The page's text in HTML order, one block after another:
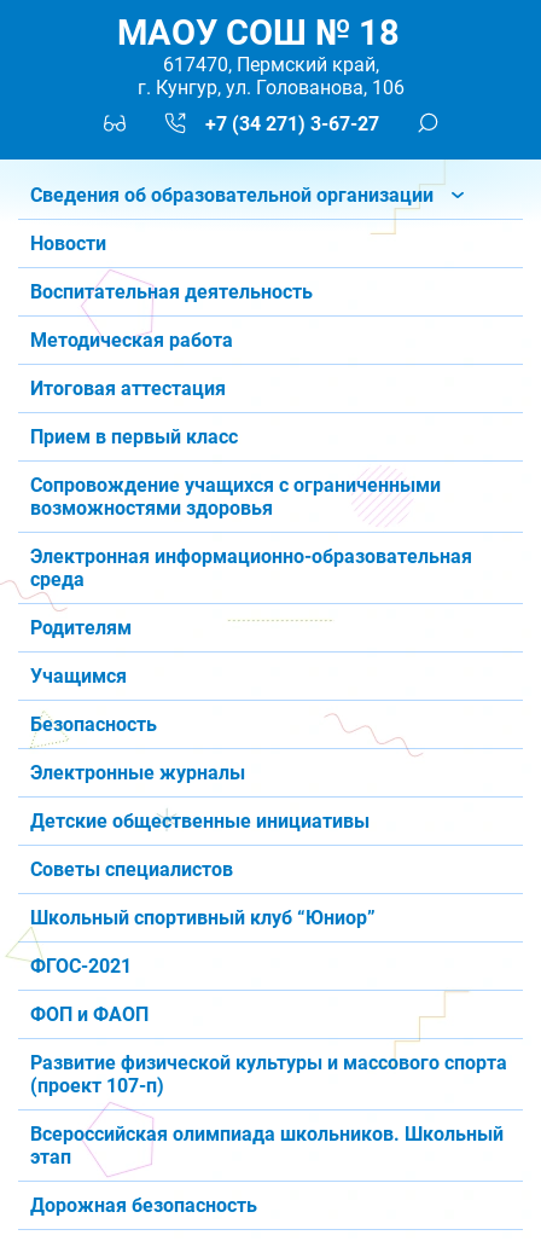
МАОУ СОШ № 18
617470, Пермский край,
г. Кунгур, ул. Голованова, 106
+7 (34 271) 3-67-27
Сведения об образовательной организации
Новости
Воспитательная деятельность
Методическая работа
Итоговая аттестация
Прием в первый класс
Сопровождение учащихся с ограниченными
возможностями здоровья
Электронная информационно-образовательная
среда
Родителям
Учащимся
Безопасность
Электронные журналы
Детские общественные инициативы
Советы специалистов
Школьный спортивный клуб “Юниор”
ФГОС-2021
ФОП и ФАОП
Развитие физической культуры и массового спорта
(проект 107-п)
Всероссийская олимпиада школьников. Школьный
этап
Дорожная безопасность